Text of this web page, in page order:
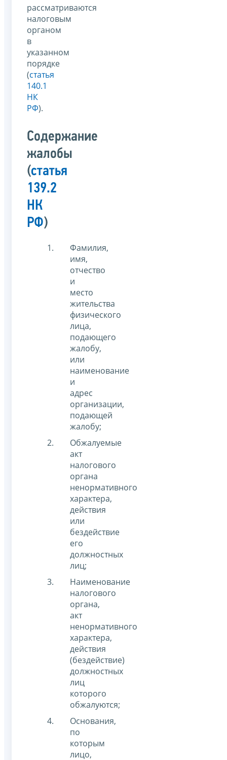
рассматриваются
налоговым
органом
в
указанном
порядке
(статья
140.1
НК
РФ).
Содержание
жалобы
(статья
139.2
НК
РФ)
Фамилия,
имя,
отчество
и
место
жительства
физического
лица,
подающего
жалобу,
или
наименование
и
адрес
организации,
подающей
жалобу;
Обжалуемые
акт
налогового
органа
ненормативного
характера,
действия
или
бездействие
его
должностных
лиц;
Наименование
налогового
органа,
акт
ненормативного
характера,
действия
(бездействие)
должностных
лиц
которого
обжалуются;
Основания,
по
которым
лицо,